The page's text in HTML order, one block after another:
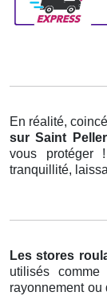
En réalité,
sur Saint
vous protéger
tranquillité,
Les stores
utilisés
rayonnement ou